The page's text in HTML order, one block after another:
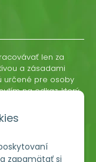
zapamätať si
len za
a zásadami
určené pre osoby
na odkaz, ktorý
na odkaz z